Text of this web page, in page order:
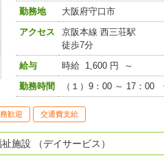
勤務地
大阪府守口市
アクセス
京阪本線 西三荘駅
徒歩7分
給与
時給 1,600 円 ～
勤務時間
（１）9：00 ～ 17：
歓迎 交通費支給
施設 （デイサービス）